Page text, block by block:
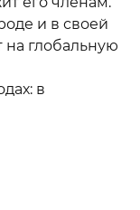
и в своей
на глобальную
в